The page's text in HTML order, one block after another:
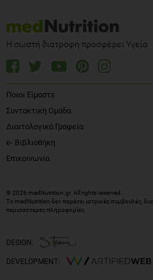
Η σωστή διατροφή προσφέρει Υγεία
Ποιοι Είμαστε
Συντακτική Ομάδα
Διαιτολογικά Γραφεία
e- Βιβλιοθήκη
Επικοινωνία
© 2026 medNutrition.gr. All rights reserved.
Το medNutrition δεν παρέχει ιατρικές συμβουλές,
περισσότερες πληροφορίες
DESIGN:
DEVELOPMENT: